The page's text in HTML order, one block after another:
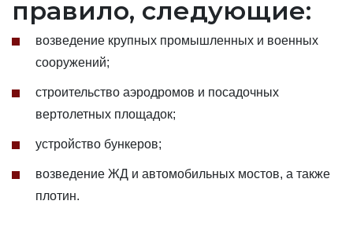
правило, следующие:
возведение крупных промышленных и военных
сооружений;
строительство аэродромов и посадочных
вертолетных площадок;
устройство бункеров;
возведение ЖД и автомобильных мостов, а также
плотин.